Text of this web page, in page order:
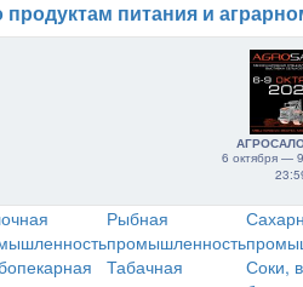
питания и
6 октября —
Рыбная
промышленность
Табачная
Соки,